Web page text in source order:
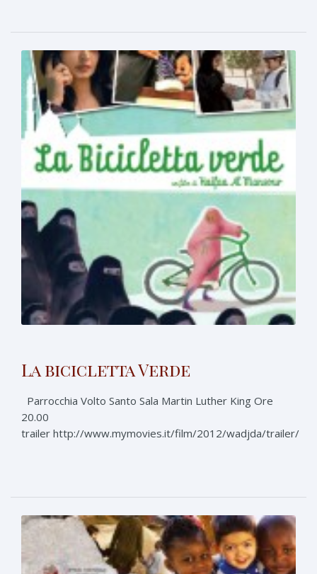
La bicicletta Verde
Parrocchia Volto Santo Sala Martin Luther King Ore
20.00
trailer http://www.mymovies.it/film/2012/wadjda/trailer/